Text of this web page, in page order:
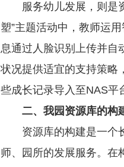
服务幼儿发展，则是
塑”主题活动中，教师运
息通过人脸识别上传并自
状况提供适宜的支持策略
些成长记录导入至NAS平
二、我园资源库的构
资源库的构建是一个
师、园所的发展服务。在